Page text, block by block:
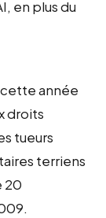
en plus du
cette année
droits
tueurs
terriens
20